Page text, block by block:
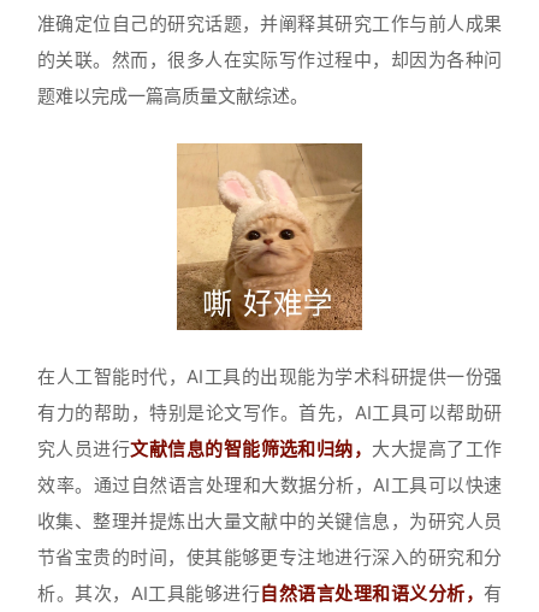
准确定位自己的研究话题，并阐释其研究工作与前人成果
的关联。然而，很多人在实际写作过程中，却因为各种问
题难以完成一篇高质量文献综述。
在人工智能时代，AI工具的出现能为学术科研提供一份强
有力的帮助，特别是论文写作。首先，AI工具可以帮助研
究人员进行文献信息的智能筛选和归纳， 大大提高了工作
效率。通过自然语言处理和大数据分析，AI工具可以快速
收集、整理并提炼出大量文献中的关键信息，为研究人员
节省宝贵的时间，使其能够更专注地进行深入的研究和分
析。其次，AI工具能够进行自然语言处理和语义分析， 有